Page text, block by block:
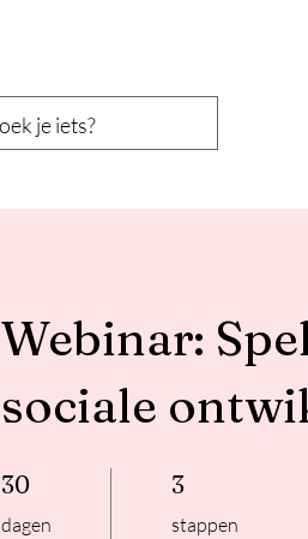
Webinar:
sociale
30
dagen
30 dagen 3
stappen
3 stappen